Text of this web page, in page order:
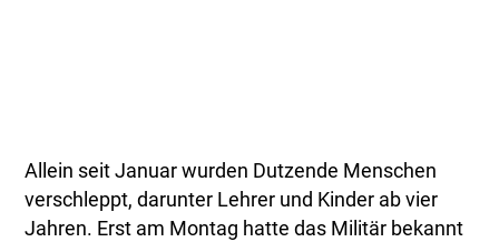
Allein seit Januar wurden Dutzende Menschen
verschleppt, darunter Lehrer und Kinder ab vier
Jahren. Erst am Montag hatte das Militär bekannt